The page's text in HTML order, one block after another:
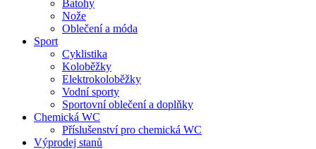
Batohy
Nože
Oblečení a móda
Sport
Cyklistika
Koloběžky
Elektrokoloběžky
Vodní sporty
Sportovní oblečení a doplňky
Chemická WC
Příslušenství pro chemická WC
Výprodej stanů